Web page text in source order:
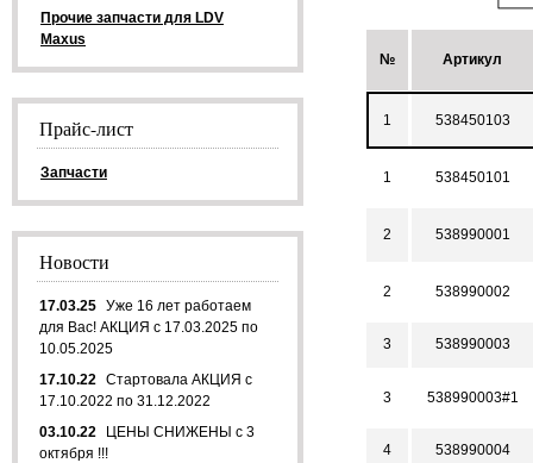
№ Артикул
1 538450103
1 538450101
2 538990001
2 538990002
3 538990003
3 538990003#1
4 538990004
Прочие запчасти для LDV
Maxus
Прайс-лист
Запчасти
Новости
17.03.25 Уже 16 лет работаем
для Вас! АКЦИЯ с 17.03.2025 по
10.05.2025
17.10.22 Стартовала АКЦИЯ с
17.10.2022 по 31.12.2022
03.10.22
ЦЕНЫ СНИЖЕНЫ с 3
октября !!!